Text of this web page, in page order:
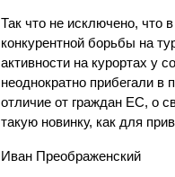
Так что не исключено,
конкурентной борьбы на
активности на курортах у
неоднократно прибегали
отличие от граждан ЕС, о
такую новинку, как для
Иван Преображенский